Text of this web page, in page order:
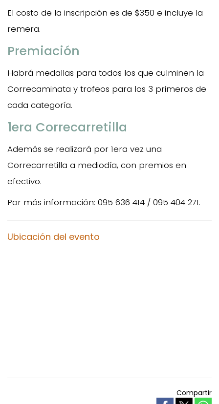
El costo de la inscripción es de $350 e incluye la
remera.
Premiación
Habrá medallas para todos los que culminen la
Correcaminata y trofeos para los 3 primeros de
cada categoría.
1era Correcarretilla
Además se realizará por 1era vez una
Correcarretilla a mediodía, con premios en
efectivo.
Por más información: 095 636 414 / 095 404 271.
Ubicación del evento
Compartir